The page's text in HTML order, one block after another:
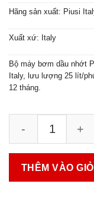
Hãng sản xuất: Piusi
Xuất xứ: Italy
Bộ máy bơm dầu nhớt
Italy, lưu lượng 25 lít/
12 tháng.
THÊM VÀO GIỎ